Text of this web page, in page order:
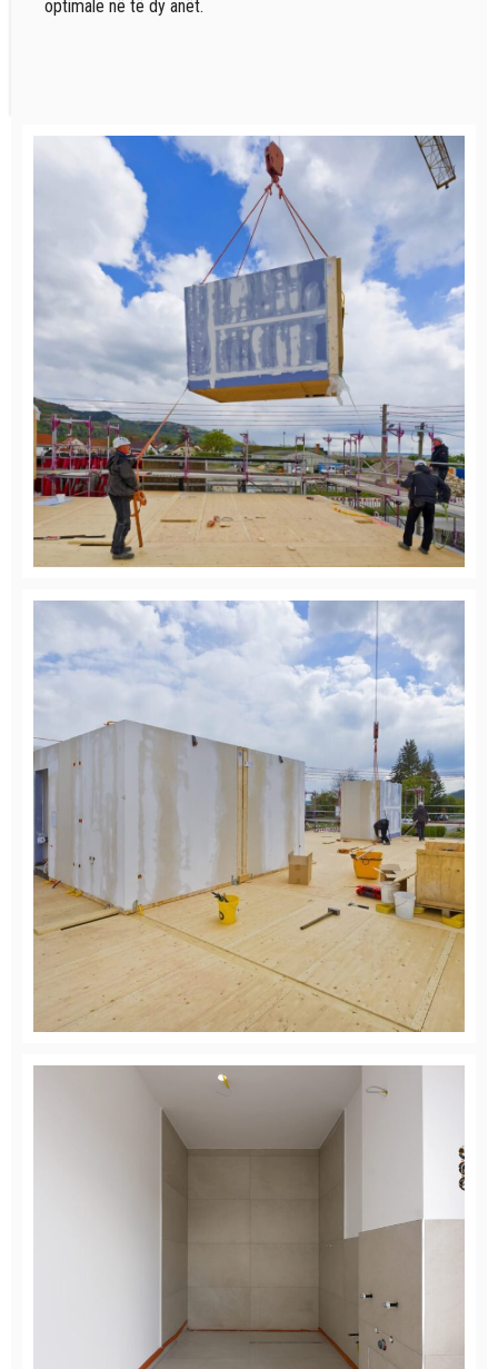
optimale në të dy anët.